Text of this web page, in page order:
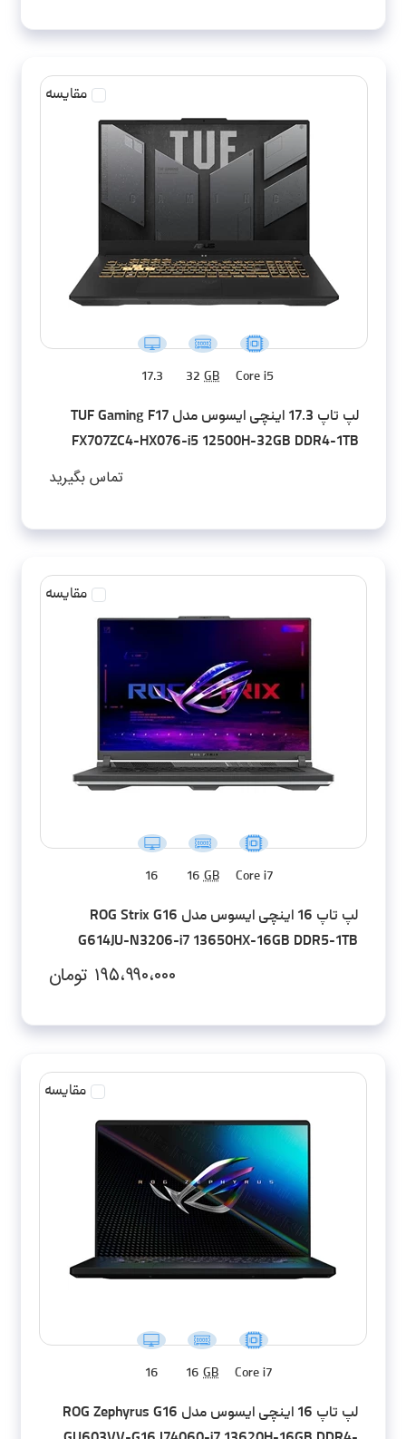
مقایسه
Core i5
32 GB
17.3
لپ تاپ 17.3 اینچی ایسوس مدل TUF Gaming F17
FX707ZC4-HX076-i5 12500H-32GB DDR4-1TB
تماس بگیرید
مقایسه
Core i7
16 GB
16
لپ تاپ 16 اینچی ایسوس مدل ROG Strix G16
G614JU-N3206-i7 13650HX-16GB DDR5-1TB
۱۹۵،۹۹۰،۰۰۰ تومان
مقایسه
Core i7
16 GB
16
لپ تاپ 16 اینچی ایسوس مدل ROG Zephyrus G16
GU603VV-G16.I74060-i7 13620H-16GB DDR4-